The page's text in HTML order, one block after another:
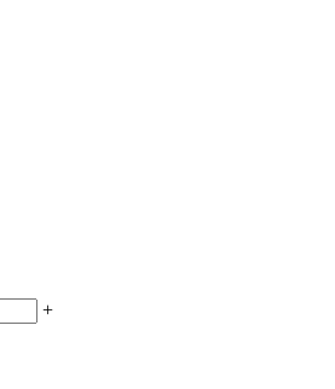
+